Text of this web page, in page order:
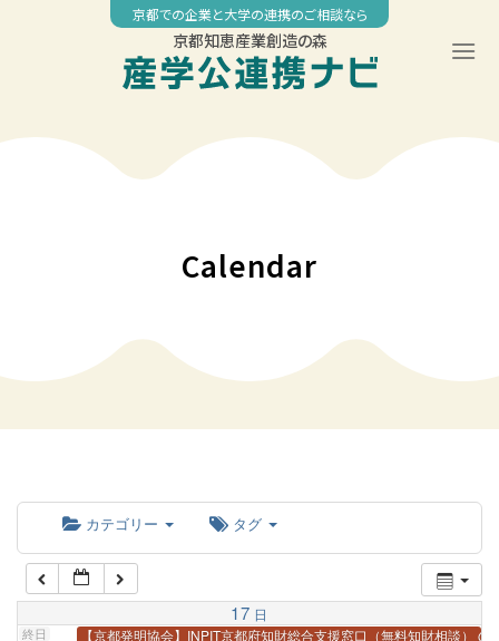
京都での企業と大学の連携のご相談なら
京都知恵産業創造の森
Calendar
カテゴリー タグ
17 日
終日 【京都発明協会】INPIT京都府知財総合支援窓口（無料知財相談） @
00:00
07:00
京都工芸繊維大学 社会人教育公開講座 「機械学習・IoT・ビッグ
データ技術履修コース」